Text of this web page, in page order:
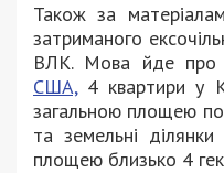
Також за
затриманого
ВЛК. Мова йде про
США,4 квартири у
загальною площею
та земельні ділянки
площею близько 4